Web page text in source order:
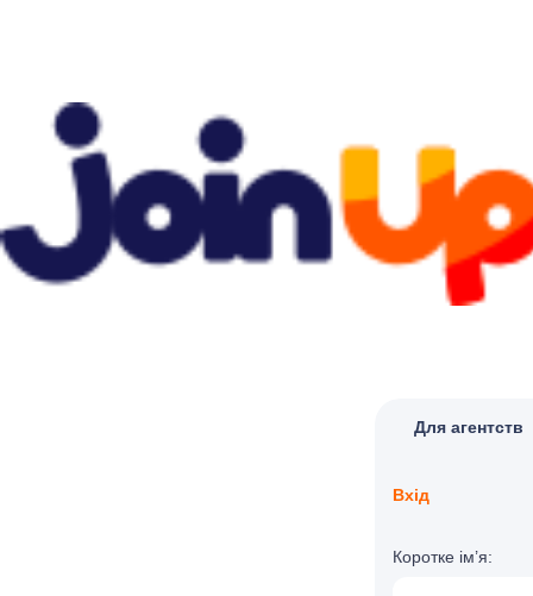
Для агентств
Вхід
Коротке ім’я: